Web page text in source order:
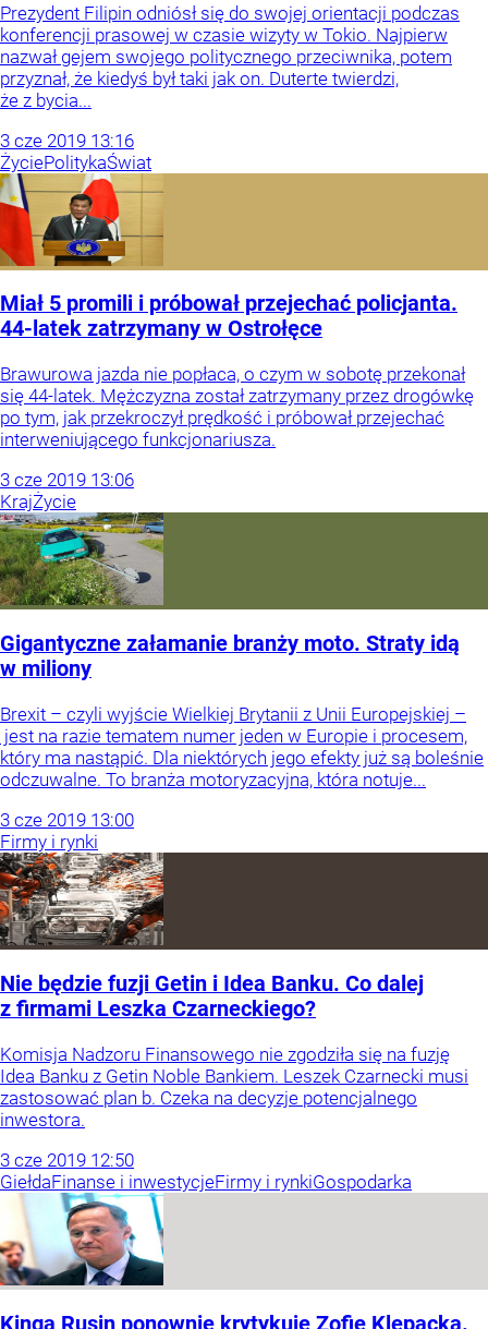
Prezydent Filipin odniósł się do swojej orientacji podczas
konferencji prasowej w czasie wizyty w Tokio. Najpierw
nazwał gejem swojego politycznego przeciwnika, potem
przyznał, że kiedyś był taki jak on. Duterte twierdzi,
że z bycia...
3 cze 2019 13:16
ŻyciePolitykaŚwiat
Miał 5 promili i próbował przejechać policjanta.
44-latek zatrzymany w Ostrołęce
Brawurowa jazda nie popłaca, o czym w sobotę przekonał
się 44-latek. Mężczyzna został zatrzymany przez drogówkę
po tym, jak przekroczył prędkość i próbował przejechać
interweniującego funkcjonariusza.
3 cze 2019 13:06
KrajŻycie
Gigantyczne załamanie branży moto. Straty idą
w miliony
Brexit – czyli wyjście Wielkiej Brytanii z Unii Europejskiej –
jest na razie tematem numer jeden w Europie i procesem,
który ma nastąpić. Dla niektórych jego efekty już są boleśnie
odczuwalne. To branża motoryzacyjna, która notuje...
3 cze 2019 13:00
Firmy i rynki
Nie będzie fuzji Getin i Idea Banku. Co dalej
z firmami Leszka Czarneckiego?
Komisja Nadzoru Finansowego nie zgodziła się na fuzję
Idea Banku z Getin Noble Bankiem. Leszek Czarnecki musi
zastosować plan b. Czeka na decyzje potencjalnego
inwestora.
3 cze 2019 12:50
GiełdaFinanse i inwestycjeFirmy i rynkiGospodarka
Kinga Rusin ponownie krytykuje Zofię Klepacką.